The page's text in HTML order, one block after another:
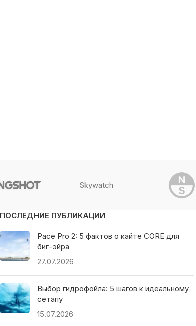
Skywatch
ПОСЛЕДНИЕ ПУБЛИКАЦИИ
Pace Pro 2: 5 фактов о кайте CORE для
биг-эйра
27.07.2026
Выбор гидрофойла: 5 шагов к идеальному
сетапу
15.07.2026